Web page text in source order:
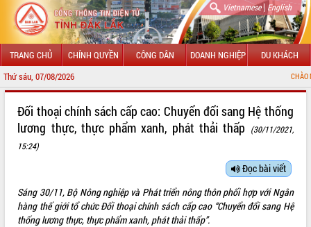
Vietnamese| English
TRANG CHỦ CHÍNH QUYỀN CÔNG DÂN DOANH NGHIỆP DU KHÁCH
Thứ sáu, 07/08/2026 CHÀO MỪNG ĐẾN
LÃNH ĐẠO UBND TỈNH
SỞ, BAN, NGÀNH
UBND CÁC XÃ, PHƯỜNG
Đối thoại chính sách cấp cao: Chuyển đổi sang Hệ thống
lương thực, thực phẩm xanh, phát thải thấp
(30/11/2021,
15:24)
Đọc bài viết
Sáng 30/11, Bộ Nông nghiệp và Phát triển nông thôn phối hợp với Ngân
hàng thế giới tổ chức Đối thoại chính sách cấp cao “Chuyển đổi sang Hệ
thống lương thực, thực phẩm xanh, phát thải thấp”.